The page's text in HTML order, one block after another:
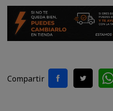
Compartir